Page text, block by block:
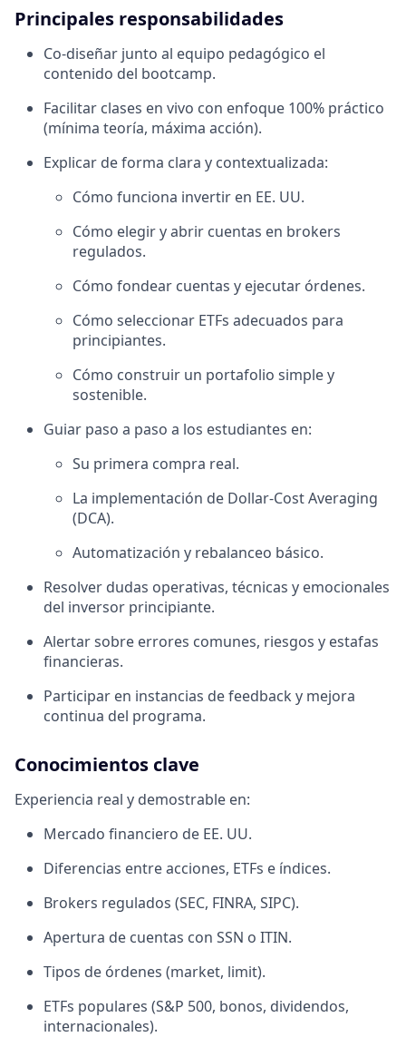
Principales responsabilidades
Co-diseñar junto al equipo pedagógico el
contenido del bootcamp.
Facilitar clases en vivo con enfoque 100% práctico
(mínima teoría, máxima acción).
Explicar de forma clara y contextualizada:
Cómo funciona invertir en EE. UU.
Cómo elegir y abrir cuentas en brokers
regulados.
Cómo fondear cuentas y ejecutar órdenes.
Cómo seleccionar ETFs adecuados para
principiantes.
Cómo construir un portafolio simple y
sostenible.
Guiar paso a paso a los estudiantes en:
Su primera compra real.
La implementación de Dollar-Cost Averaging
(DCA).
Automatización y rebalanceo básico.
Resolver dudas operativas, técnicas y emocionales
del inversor principiante.
Alertar sobre errores comunes, riesgos y estafas
financieras.
Participar en instancias de feedback y mejora
continua del programa.
Conocimientos clave
Experiencia real y demostrable en:
Mercado financiero de EE. UU.
Diferencias entre acciones, ETFs e índices.
Brokers regulados (SEC, FINRA, SIPC).
Apertura de cuentas con SSN o ITIN.
Tipos de órdenes (market, limit).
ETFs populares (S&P 500, bonos, dividendos,
internacionales).